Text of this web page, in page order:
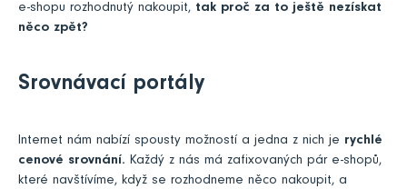
e-shopu rozhodnutý nakoupit, tak proč za to ještě nezískat
něco zpět?
Srovnávací portály
Internet nám nabízí spousty možností a jedna z nich je rychlé
cenové srovnání. Každý z nás má zafixovaných pár e-shopů,
které navštívíme, když se rozhodneme něco nakoupit, a